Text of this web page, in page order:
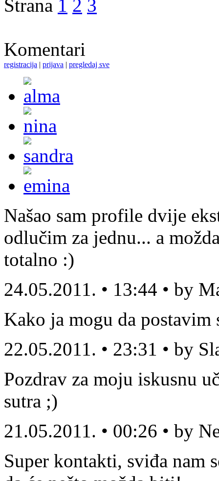
Strana 1 2 3
Komentari
registracija | prijava | pregledaj sve
Našao sam profile dvije
odlučim za jednu... a
totalno :)
24.05.2011. • 13:44 • by
Kako ja mogu da
22.05.2011. • 23:31 • by
Pozdrav za moju iskusnu
sutra ;)
21.05.2011. • 00:26 • by
Super kontakti, sviđa nam